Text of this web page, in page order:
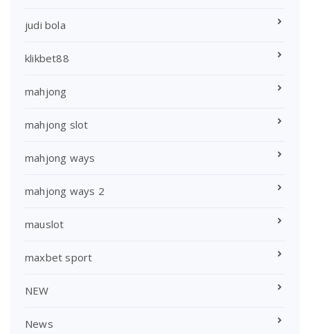
judi bola
klikbet88
mahjong
mahjong slot
mahjong ways
mahjong ways 2
mauslot
maxbet sport
NEW
News